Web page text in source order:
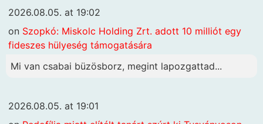
2026.08.05. at 19:02
on Szopkó: Miskolc Holding Zrt. adott 10 milliót egy
fideszes hülyeség támogatására
Mi van csabai büzösborz, megint lapozgattad...
2026.08.05. at 19:01